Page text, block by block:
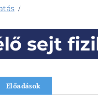
/
sejt
Előadások